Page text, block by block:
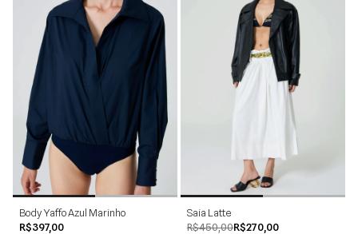
Body Yaffo Azul Marinho
R$397,00
PP P G
Saia Latte
R$270,00
R$450,00
40 42